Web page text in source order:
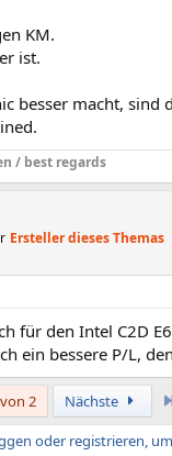
KM.
ist.
besser macht, sind
/ best regards
Ersteller dieses Themas
für den Intel C2D
ein bessere P/L,
2 Nächste
oder registrieren,